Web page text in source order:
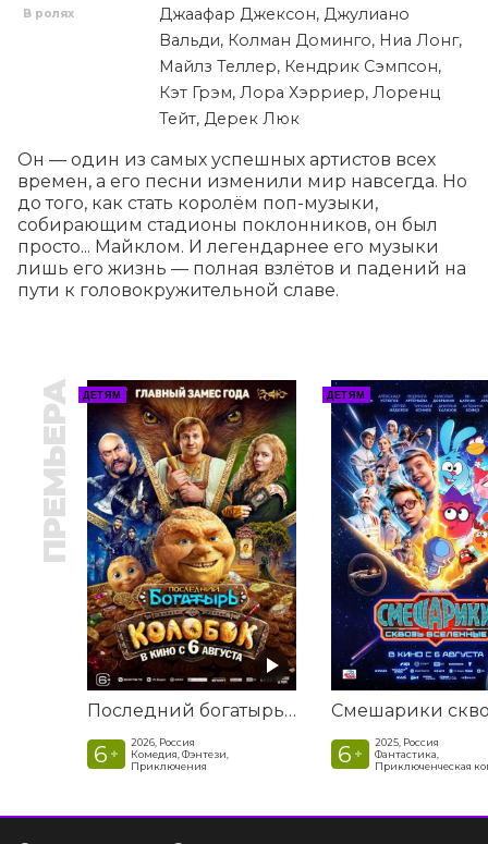
В ролях
Джаафар Джексон, Джулиано
Вальди, Колман Доминго, Ниа Лонг,
Майлз Теллер, Кендрик Сэмпсон,
Кэт Грэм, Лора Хэрриер, Лоренц
Тейт, Дерек Люк
Он — один из самых успешных артистов всех
времен, а его песни изменили мир навсегда. Но
до того, как стать королём поп-музыки,
собирающим стадионы поклонников, он был
просто... Майклом. И легендарнее его музыки
лишь его жизнь — полная взлётов и падений на
пути к головокружительной славе.
ПРЕМЬЕРА ДЕТЯМ
Последний богатырь. Колобок
6 +
2026, Россия
Комедия, Фэнтези,
Приключения
ДЕТЯМ
6 +
2025, Россия
Фантастика,
Приключенческая